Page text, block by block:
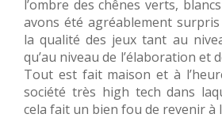
l’ombre des chênes verts,
avons été agréablement
la qualité des jeux tant au
qu’au niveau de l’élaboration et
Tout est fait maison et à
société très high tech dans
cela fait un bien fou de revenir à